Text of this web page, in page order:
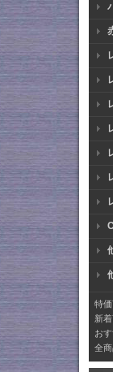
特価
新着
おす
全商